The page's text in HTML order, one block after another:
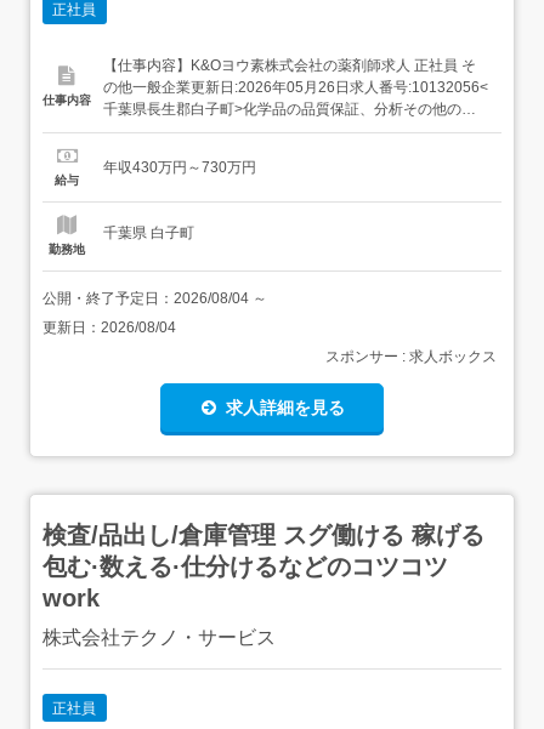
正社員
仕事内容
【仕事内容】K&Oヨウ素株式会社の薬剤師求人 正社員 そ
の他一般企業更新日:2026年05月26日求人番号:10132056<
千葉県長生郡白子町>化学品の品質保証、分析その他の製
造管理に関する業務及び関連事務給与<月収>24.6万円 ～
間:08時30分～17時00分(休憩60分)キャリアアドバイザー...
給与
年収430万円～730万円
勤務地
千葉県 白子町
公開・終了予定日： 2026/08/04 ～
更新日： 2026/08/04
スポンサー : 求人ボックス
求人詳細を見る
検査/品出し/倉庫管理 スグ働ける 稼げる
包む·数える·仕分けるなどのコツコツ
work
株式会社テクノ・サービス
正社員